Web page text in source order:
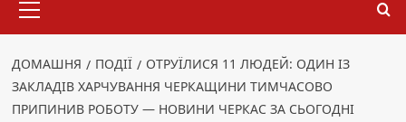
меню
ДОМАШНЯ ПОДІЇ
ОТРУЇЛИСЯ 11 ЛЮДЕЙ: ОДИН ІЗ
ЗАКЛАДІВ ХАРЧУВАННЯ ЧЕРКАЩИНИ ТИМЧАСОВО
ПРИПИНИВ РОБОТУ — НОВИНИ ЧЕРКАС ЗА СЬОГОДНІ